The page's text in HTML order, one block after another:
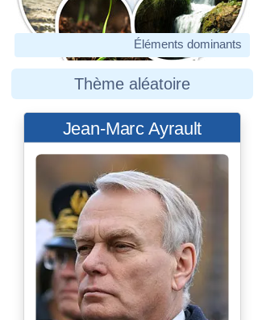
Éléments dominants
Thème aléatoire
Jean-Marc Ayrault